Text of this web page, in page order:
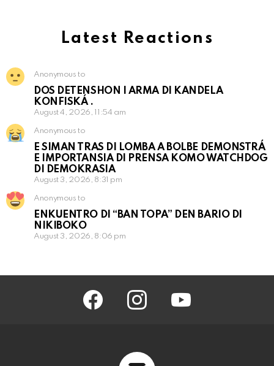
Latest Reactions
Anonymous to
DOS DETENSHON I ARMA DI KANDELA
KONFISKÁ .
August 4, 2026, 11:54 am
Anonymous to
E SIMAN TRAS DI LOMBA A BOLBE DEMONSTRÁ
E IMPORTANSIA DI PRENSA KOMO WATCHDOG
DI DEMOKRASIA
August 3, 2026, 8:31 pm
Anonymous to
ENKUENTRO DI “BAN TOPA” DEN BARIO DI
NIKIBOKO
August 3, 2026, 8:06 pm
facebook instagram youtube